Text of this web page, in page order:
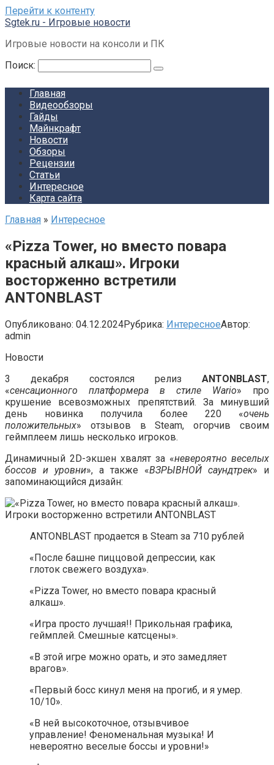
Перейти к контенту
Sgtek.ru - Игровые новости
Игровые новости на консоли и ПК
Поиск:
Главная
Видеообзоры
Гайды
Майнкрафт
Новости
Обзоры
Рецензии
Статьи
Интересное
Карта сайта
Главная » Интересное
«Pizza Tower, но вместо повара
красный алкаш». Игроки
восторженно встретили
ANTONBLAST
Опубликовано: 04.12.2024Рубрика: ИнтересноеАвтор:
admin
Новости
3 декабря состоялся релиз ANTONBLAST,
«сенсационного платформера в стиле Wario» про
крушение всевозможных препятствий. За минувший
день новинка получила более 220 «очень
положительных» отзывов в Steam, огорчив своим
геймплеем лишь несколько игроков.
Динамичный 2D-экшен хвалят за «невероятно веселых
боссов и уровни», а также «ВЗРЫВНОЙ саундтрек» и
запоминающийся дизайн:
ANTONBLAST продается в Steam за 710 рублей
«После башне пиццовой депрессии, как
глоток свежего воздуха».
«Pizza Tower, но вместо повара красный
алкаш».
«Игра просто лучшая!! Прикольная графика,
геймплей. Смешные катсцены».
«В этой игре можно орать, и это замедляет
врагов».
«Первый босс кинул меня на прогиб, и я умер.
10/10».
«В ней высокоточное, отзывчивое
управление! Феноменальная музыка! И
невероятно веселые боссы и уровни!»